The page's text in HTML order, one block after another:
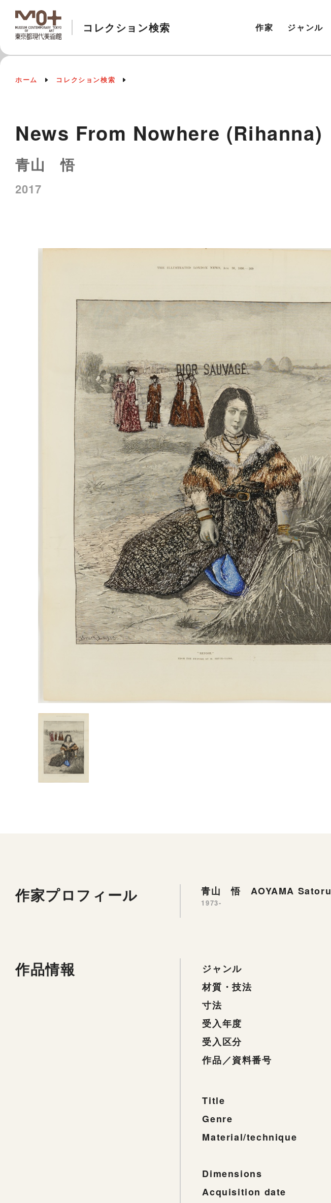
コレクション検索 作家 ジャンル
ホーム コレクション検索
News From Nowhere (Rihanna)
青山 悟
2017
作家プロフィール 青山 悟 AOYAMA Satoru
1973-
作品情報 ジャンル
材質・技法
寸法
受入年度
受入区分
作品／資料番号
Title
Genre
Material/technique
Dimensions
Acquisition date